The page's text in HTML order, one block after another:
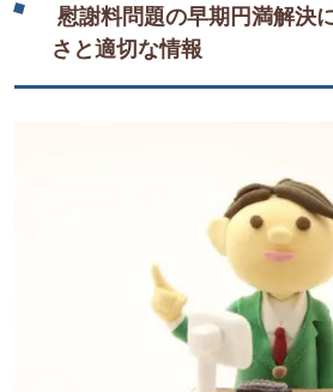
慰謝料問題の早期円満解決
さと適切な情報